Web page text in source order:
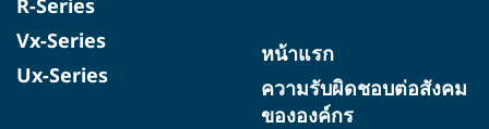
Vx-Series
Ux-Series
หน้าแรก
ความรับผิดชอบต่อสังคม
ขององค์กร